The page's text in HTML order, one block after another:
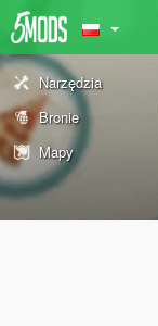
Narzędzia
Bronie
Mapy